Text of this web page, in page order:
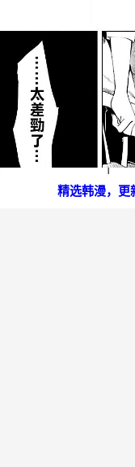
精选韩漫，